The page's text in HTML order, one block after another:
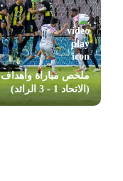
ملخص مباراة وأهداف
(الاتحاد 1 - 3 الرائد)